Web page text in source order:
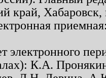
край,
электронного
К.А.